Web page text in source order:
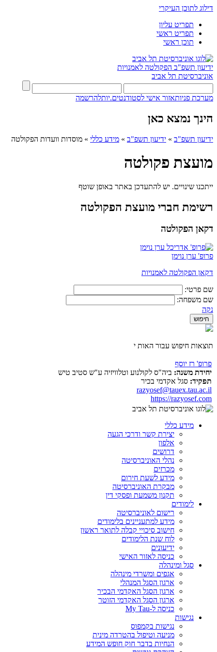
דילוג לתוכן העיקרי
תפריט עליון
תפריט ראשי
תוכן ראשי
ידיעון תשפ"ב הפקולטה לאמנויות
אוניברסיטת תל אביב
מערכת פניותאזור אישי לסטודנטים.יותלהרשמה
הינך נמצא כאן
ידיעון תשפ"ב » ידיעון תשפ"ב » מידע כללי » מוסדות וועדות הפקולטה
מועצת פקולטה
ייתכנו שינויים. יש להתעדכן באתר באופן שוטף
רשימת חברי מועצת הפקולטה
דקאן הפקולטה
פרופ' ערן נוימן
דקאן הפקולטה לאמנויות
שם פרטי:
שם משפחה:
נקה
תוצאות חיפוש עבור האות י
פרופ' רז יוסף
יחידת משנה: ביה"ס לקולנוע וטלוויזיה ע"ש סטיב טיש
תפקיד: סגל אקדמי בכיר
razyosef@tauex.tau.ac.il
https://razyosef.com
מידע כללי
יצירת קשר ודרכי הגעה
אלפון
דרושים
נהלי האוניברסיטה
מכרזים
מידע לשעת חירום
מבקרת האוניברסיטה
תקנון משמעת ופסקי דין
לימודים
רישום לאוניברסיטה
מידע למתעניינים בלימודים
חישוב סיכויי קבלה לתואר ראשון
לוח שנת הלימודים
ידיעונים
כניסה לאזור האישי
סגל ומינהלה
אגפים ומשרדי מינהלה
ארגון הסגל המנהלי
ארגון הסגל האקדמי הבכיר
ארגון הסגל האקדמי הזוטר
כניסה ל-My Tau
נגישות
נגישות בקמפוס
מניעה וטיפול בהטרדה מינית
הנחיות בדבר חוק חופש המידע